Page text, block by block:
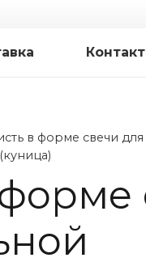
в форме свечи